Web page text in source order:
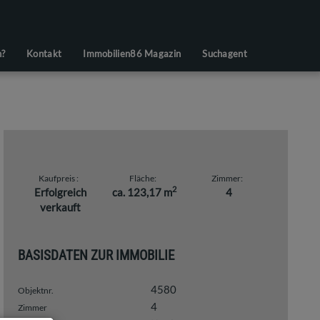
Kontakt Immobilien86 Magazin Suchagent
Kaufpreis
Erfolgreich
verkauft
Fläche
ca. 123,17 m2
Zimmer
4
BASISDATEN ZUR IMMOBILIE
Objektnr. 4580
Zimmer 4